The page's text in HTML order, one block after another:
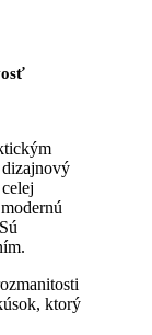
ktorý